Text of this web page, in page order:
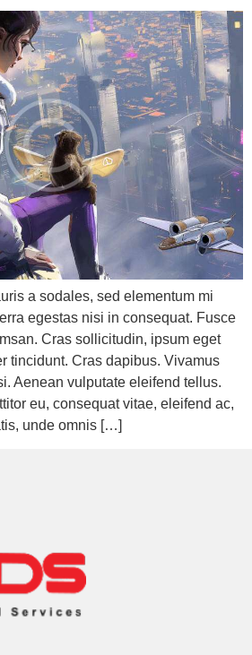
a sodales, sed elementum mi
egestas nisi in consequat. Fusce
Cras sollicitudin, ipsum eget
tincidunt. Cras dapibus. Vivamus
Aenean vulputate eleifend tellus.
eu, consequat vitae, eleifend ac,
unde omnis […]